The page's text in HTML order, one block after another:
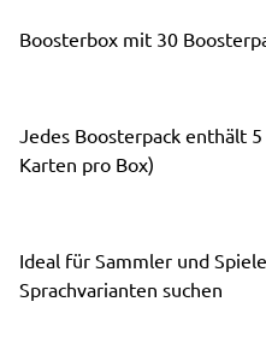
Boosterbox mit 30
Jedes Boosterpack enthält
Karten pro Box)
Ideal für Sammler und
Sprachvarianten suchen